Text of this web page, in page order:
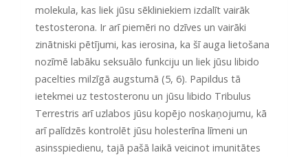
molekula, kas liek jūsu sēkliniekiem izdalīt vairāk
testosterona. Ir arī piemēri no dzīves un vairāki
zinātniski pētījumi, kas ierosina, ka šī auga lietošana
nozīmē labāku seksuālo funkciju un liek jūsu libido
pacelties milzīgā augstumā (5, 6). Papildus tā
ietekmei uz testosteronu un jūsu libido Tribulus
Terrestris arī uzlabos jūsu kopējo noskaņojumu, kā
arī palīdzēs kontrolēt jūsu holesterīna līmeni un
asinsspiedienu, tajā pašā laikā veicinot imunitātes